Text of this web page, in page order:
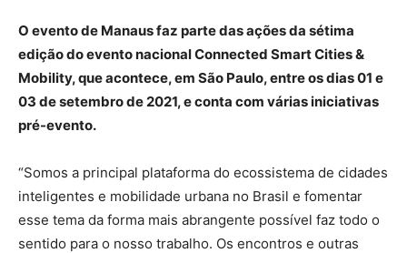
O evento de Manaus faz parte das ações da sétima
edição do evento nacional Connected Smart Cities &
Mobility, que acontece, em São Paulo, entre os dias 01 e
03 de setembro de 2021, e conta com várias iniciativas
pré-evento.
“Somos a principal plataforma do ecossistema de cidades
inteligentes e mobilidade urbana no Brasil e fomentar
esse tema da forma mais abrangente possível faz todo o
sentido para o nosso trabalho. Os encontros e outras